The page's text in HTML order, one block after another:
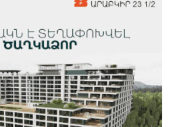
ու դռները
հեռախոսազրույց են ունեցել
հաղթեց «Յուվենտուս»-ին
12 ժամ առաջ